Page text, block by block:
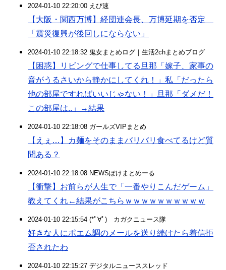
2024-01-10 22:20:00 えび速
【大阪・関西万博】経団連会長、万博延期を否定
「震災復興が後回しにならない」
2024-01-10 22:18:32 鬼女まとめログ｜生活2chまとめブログ
【困惑】リビングで仕事してる旦那「嫁子、家事の
音がうるさいから静かにしてくれ！」私「だったら
他の部屋ですればいいじゃない！」旦那「ダメだ！
この部屋は..」→結果
2024-01-10 22:18:08 ガールズVIPまとめ
【えぇ…】カ麺をそのままバリバリ食べてるけど質
問ある？
2024-01-10 22:18:08 NEWSぽけまとめーる
【衝撃】お前らが人生で「一番やりこんだゲーム」
教えてくれ←結果がこちらｗｗｗｗｗｗｗｗｗｗ
2024-01-10 22:15:54 (*ﾟ∀ﾟ)ゞカガクニュース隊
好きな人にポエム調のメールを送り続けたら着信拒
否されたわ
2024-01-10 22:15:27 デジタルニューススレッド